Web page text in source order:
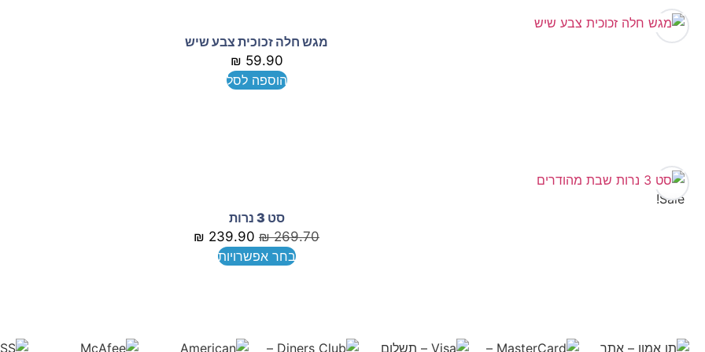
מגש חלה זכוכית צבע שיש
59.90
₪
הוספה לסל
Sale!
סט 3 נרות
269.70
₪
239.90
₪
בחר אפשרויות